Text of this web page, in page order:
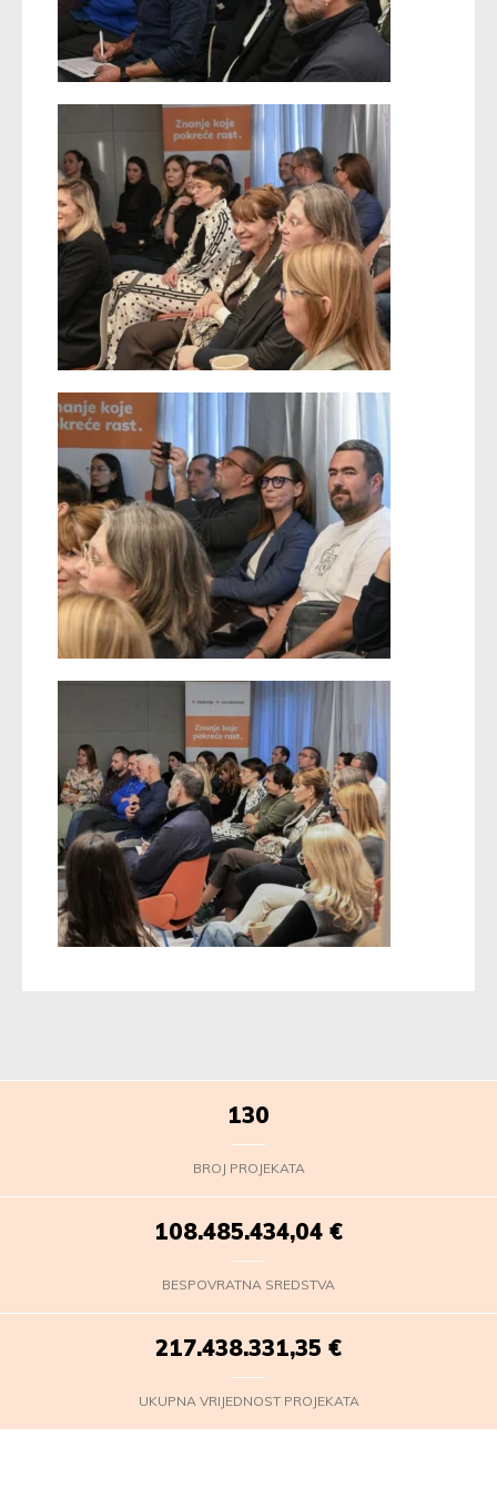
130
BROJ PROJEKATA
108.485.436,75 €
BESPOVRATNA SREDSTVA
217.438.334,06 €
UKUPNA VRIJEDNOST PROJEKATA